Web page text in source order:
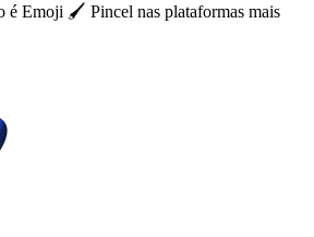
é Emoji 🖌️ Pincel nas plataformas mais